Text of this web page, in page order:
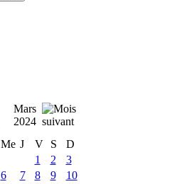
Mars
2024
Me J V S
D
1
2
3
6 7 8 9
10